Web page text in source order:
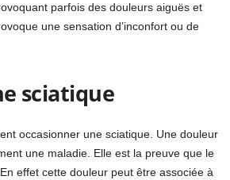
parfois des douleurs aiguës et
une sensation d’inconfort ou de
sciatique
occasionner une sciatique. Une douleur
une maladie. Elle est la preuve que le
effet cette douleur peut être associée à